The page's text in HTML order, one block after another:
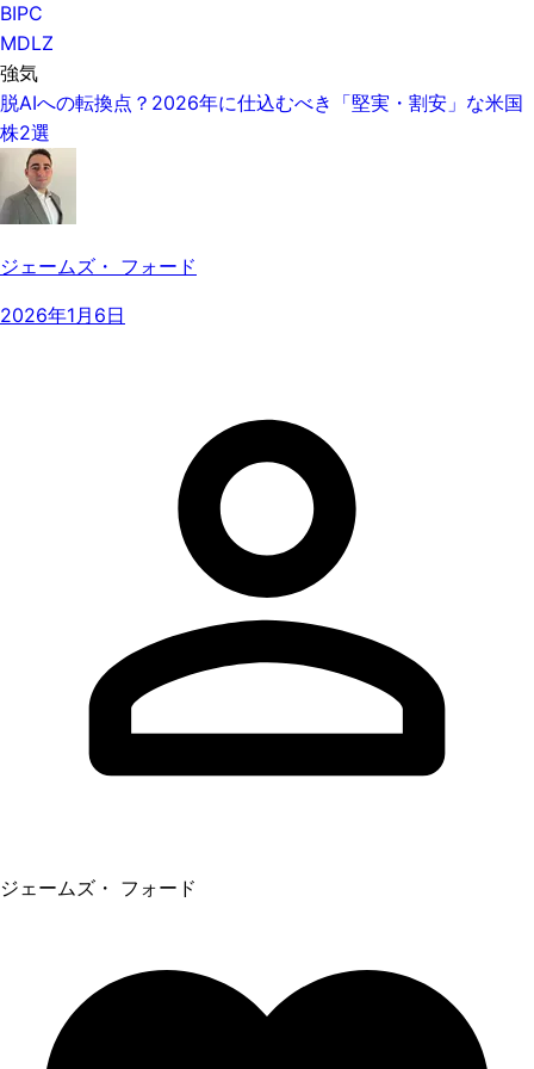
BIPC
MDLZ
強気
脱AIへの転換点？2026年に仕込むべき「堅実・割安」な米国
株2選
ジェームズ・ フォード
2026年1月6日
ジェームズ・ フォード